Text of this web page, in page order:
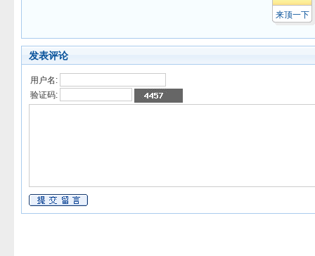
来顶一下
发表评论
用户名:
验证码: